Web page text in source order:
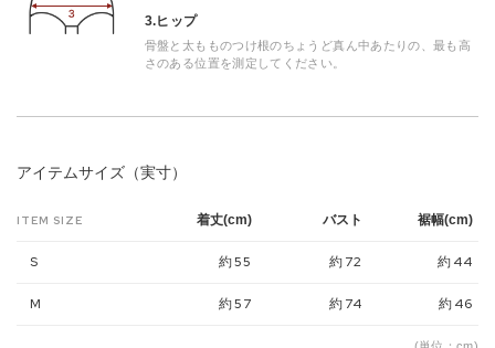
3.ヒップ
骨盤と太もものつけ根のちょうど真ん中あたりの、最も高
さのある位置を測定してください。
アイテムサイズ（実寸）
ITEM SIZE 着丈(cm) バスト 裾幅(cm)
S 約55 約72 約44
M 約57 約74 約46